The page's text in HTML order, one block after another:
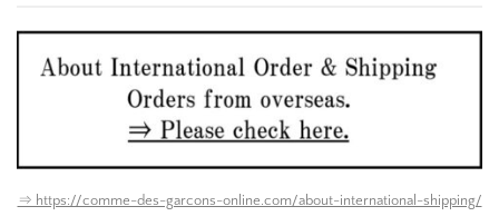
⇒ https://comme-des-garcons-online.com/about-international-shipping/